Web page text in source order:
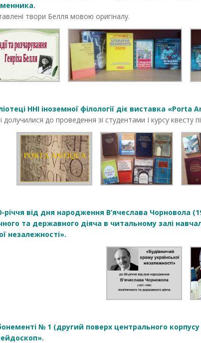
твори Белля мовою оригіналу.
ННІ іноземної філології діє виставка
долучилися до проведення зі студентами І курсу квесту
річчя від дня народження В’ячеслава Чорновола
та державного діяча в читальному залі
незалежності».
№ 1 (другий поверх центрального